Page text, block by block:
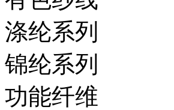
涤纶系列
锦纶系列
功能纤维